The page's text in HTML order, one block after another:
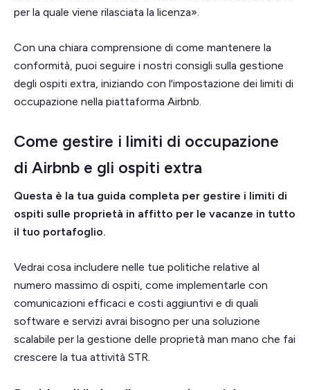
per la quale viene rilasciata la licenza».
Con una chiara comprensione di come mantenere la
conformità, puoi seguire i nostri consigli sulla gestione
degli ospiti extra, iniziando con l'impostazione dei limiti di
occupazione nella piattaforma Airbnb.
Come gestire i limiti di occupazione
di Airbnb e gli ospiti extra
Questa è la tua guida completa per gestire i limiti di
ospiti sulle proprietà in affitto per le vacanze in tutto
il tuo portafoglio.
Vedrai cosa includere nelle tue politiche relative al
numero massimo di ospiti, come implementarle con
comunicazioni efficaci e costi aggiuntivi e di quali
software e servizi avrai bisogno per una soluzione
scalabile per la gestione delle proprietà man mano che fai
crescere la tua attività STR.